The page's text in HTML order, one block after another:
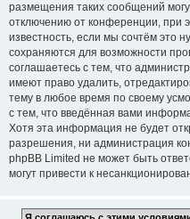
размещения таких сообщений
отключению от конференции, при
известность, если мы сочтём это
сохраняются для возможности
соглашаетесь с тем, что
имеют право удалить,
тему в любое время по своему
с тем, что введённая вами
Хотя эта информация не будет
разрешения, ни администрация
phpBB Limited не может быть
могут привести к